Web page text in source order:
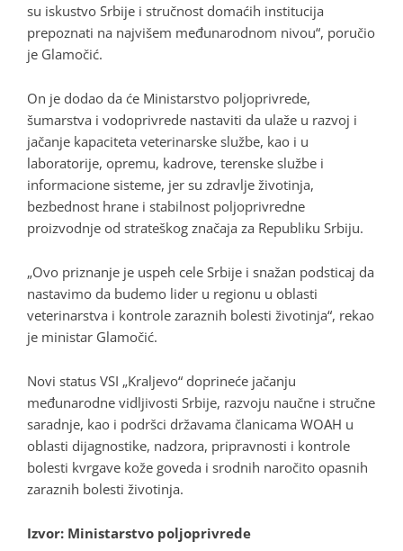
su iskustvo Srbije i stručnost domaćih institucija
prepoznati na najvišem međunarodnom nivou“, poručio
je Glamočić.
On je dodao da će Ministarstvo poljoprivrede,
šumarstva i vodoprivrede nastaviti da ulaže u razvoj i
jačanje kapaciteta veterinarske službe, kao i u
laboratorije, opremu, kadrove, terenske službe i
informacione sisteme, jer su zdravlje životinja,
bezbednost hrane i stabilnost poljoprivredne
proizvodnje od strateškog značaja za Republiku Srbiju.
„Ovo priznanje je uspeh cele Srbije i snažan podsticaj da
nastavimo da budemo lider u regionu u oblasti
veterinarstva i kontrole zaraznih bolesti životinja“, rekao
je ministar Glamočić.
Novi status VSI „Kraljevo“ doprineće jačanju
međunarodne vidljivosti Srbije, razvoju naučne i stručne
saradnje, kao i podršci državama članicama WOAH u
oblasti dijagnostike, nadzora, pripravnosti i kontrole
bolesti kvrgave kože goveda i srodnih naročito opasnih
zaraznih bolesti životinja.
Izvor: Ministarstvo poljoprivrede